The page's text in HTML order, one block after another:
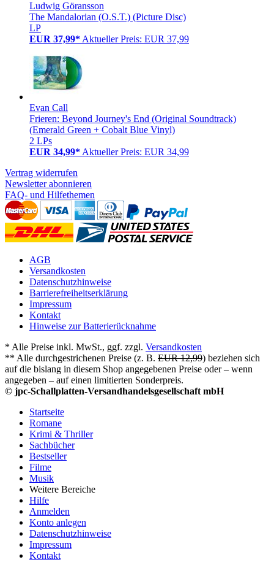
Ludwig Göransson
The Mandalorian (O.S.T.) (Picture Disc)
LP
EUR 37,99* Aktueller Preis: EUR 37,99
Evan Call
Frieren: Beyond Journey's End (Original Soundtrack)
(Emerald Green + Cobalt Blue Vinyl)
2 LPs
EUR 34,99* Aktueller Preis: EUR 34,99
Vertrag widerrufen
Newsletter abonnieren
FAQ- und Hilfethemen
AGB
Versandkosten
Datenschutzhinweise
Barrierefreiheitserklärung
Impressum
Kontakt
Hinweise zur Batterierücknahme
* Alle Preise inkl. MwSt., ggf. zzgl. Versandkosten
** Alle durchgestrichenen Preise (z. B. EUR 12,99) beziehen sich
auf die bislang in diesem Shop angegebenen Preise oder – wenn
angegeben – auf einen limitierten Sonderpreis.
© jpc-Schallplatten-Versandhandelsgesellschaft mbH
Startseite
Romane
Krimi & Thriller
Sachbücher
Bestseller
Filme
Musik
Weitere Bereiche
Hilfe
Anmelden
Konto anlegen
Datenschutzhinweise
Impressum
Kontakt